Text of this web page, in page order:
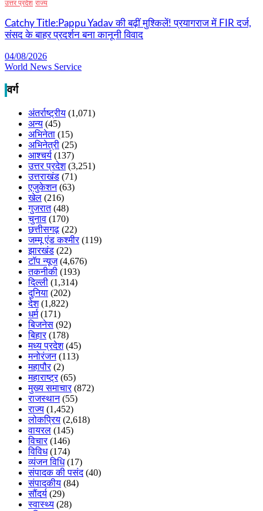
उत्तर प्रदेश राज्य
Catchy Title:Pappu Yadav की बढ़ीं मुश्किलें! प्रयागराज में FIR दर्ज,
संसद के बाहर प्रदर्शन बना कानूनी विवाद
04/08/2026
World News Service
वर्ग
अंतर्राष्ट्रीय (1,071)
अन्य (45)
अभिनेता (15)
अभिनेत्री (25)
आश्चर्य (137)
उत्तर प्रदेश(3,251)
उत्तराखंड (71)
एजुकेशन(63)
खेल (216)
गुजरात(48)
चुनाव (170)
छत्तीसगढ़ (22)
जम्मू एंड कश्मीर(119)
झारखंड (22)
टॉप न्यूज(4,676)
तकनीकी (193)
दिल्ली (1,314)
दुनिया (202)
देश(1,822)
धर्म(171)
बिजनेस (92)
बिहार(178)
मध्य प्रदेश(45)
मनोरंजन(113)
महापौर(2)
महाराष्ट्र(65)
मुख्य समाचार(872)
राजस्थान(55)
राज्य (1,452)
लोकप्रिय (2,618)
वायरल (145)
विचार(146)
विविध(174)
व्यंजन विधि(17)
संपादक की पसंद(40)
संपादकीय (84)
सौंदर्य (29)
स्वास्थ्य (28)